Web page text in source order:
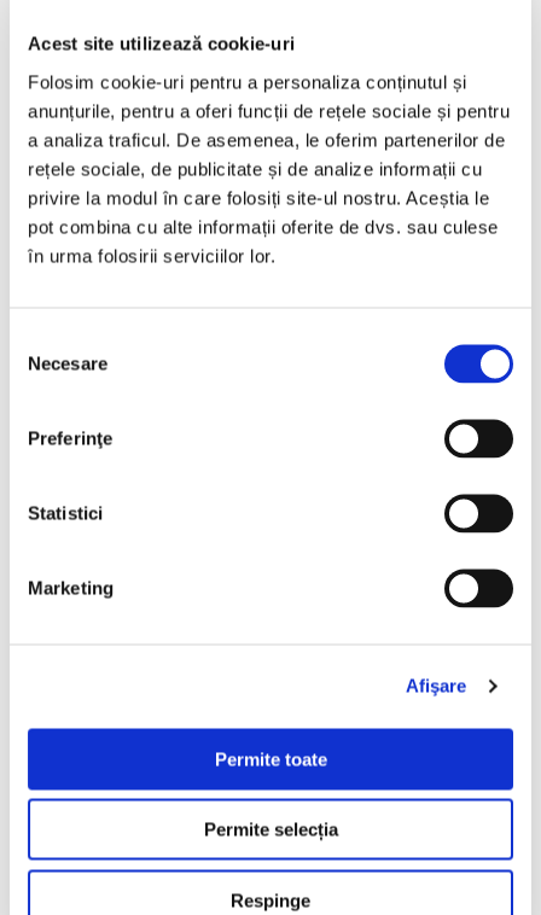
Acest site utilizează cookie-uri
Folosim cookie-uri pentru a personaliza conținutul și
anunțurile, pentru a oferi funcții de rețele sociale și pentru
a analiza traficul. De asemenea, le oferim partenerilor de
rețele sociale, de publicitate și de analize informații cu
privire la modul în care folosiți site-ul nostru. Aceștia le
pot combina cu alte informații oferite de dvs. sau culese
în urma folosirii serviciilor lor.
consimțământului
Necesare
Preferinţe
Statistici
Marketing
Afişare
Permite toate
Permite selecția
Respinge
€16.990
€14.041 Net
TVA inclus si Deductibil
Programare vizionare
Vândută
❮
LIVRARE LA TINE ACASA
Audi A6 Avant
2018 267908 km Diesel 190 HP Automata